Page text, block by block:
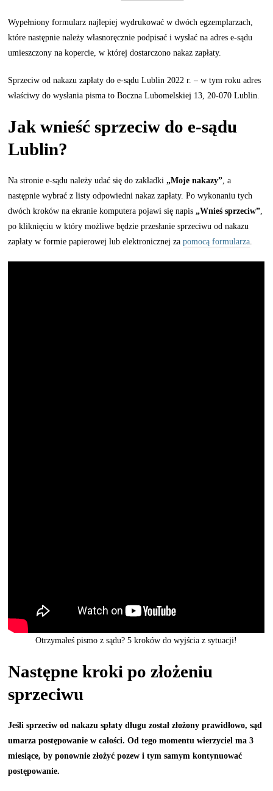
Wypełniony formularz najlepiej wydrukować w dwóch egzemplarzach,
które następnie należy własnoręcznie podpisać i wysłać na adres e-sądu
umieszczony na kopercie, w której dostarczono nakaz zapłaty.
Sprzeciw od nakazu zapłaty do e-sądu Lublin 2022 r. – w tym roku adres
właściwy do wysłania pisma to Boczna Lubomelskiej 13, 20-070 Lublin.
Jak wnieść sprzeciw do e-sądu
Lublin?
Na stronie e-sądu należy udać się do zakładki„Moje nakazy” , a
następnie wybrać z listy odpowiedni nakaz zapłaty. Po wykonaniu tych
dwóch kroków na ekranie komputera pojawi się napis„Wnieś sprzeciw”
po kliknięciu w który możliwe będzie przesłanie sprzeciwu od nakazu
zapłaty w formie papierowej lub elektronicznej zapomocą formularza
Otrzymałeś pismo z sądu? 5 kroków do wyjścia z sytuacji!
Następne kroki po złożeniu
sprzeciwu
Jeśli sprzeciw od nakazu spłaty długu został złożony prawidłowo, sąd
umarza postępowanie w całości. Od tego momentu wierzyciel ma 3
miesiące, by ponownie złożyć pozew i tym samym kontynuować
postępowanie.